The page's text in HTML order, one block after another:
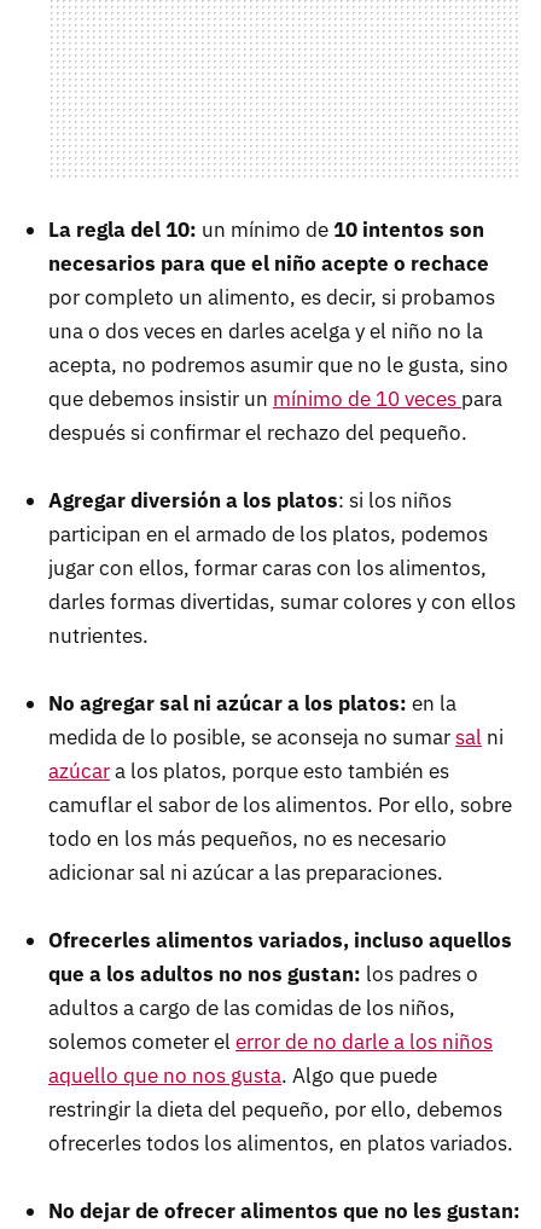
La regla del 10: un mínimo de10 intentos son
necesarios para que el niño acepte o rechace
por completo un alimento, es decir, si probamos
una o dos veces en darles acelga y el niño no la
acepta, no podremos asumir que no le gusta, sino
que debemos insistir un mínimo de 10 veces para
después si confirmar el rechazo del pequeño.
Agregar diversión a los platos: si los niños
participan en el armado de los platos, podemos
jugar con ellos, formar caras con los alimentos,
darles formas divertidas, sumar colores y con ellos
nutrientes.
No agregar sal ni azúcar a los platos: en la
medida de lo posible, se aconseja no sumarsal ni
azúcara los platos, porque esto también es
camuflar el sabor de los alimentos. Por ello, sobre
todo en los más pequeños, no es necesario
adicionar sal ni azúcar a las preparaciones.
Ofrecerles alimentos variados, incluso aquellos
que a los adultos no nos gustan: los padres o
adultos a cargo de las comidas de los niños,
solemos cometer el error de no darle a los niños
aquello que no nos gusta. Algo que puede
restringir la dieta del pequeño, por ello, debemos
ofrecerles todos los alimentos, en platos variados.
No dejar de ofrecer alimentos que no les gustan: